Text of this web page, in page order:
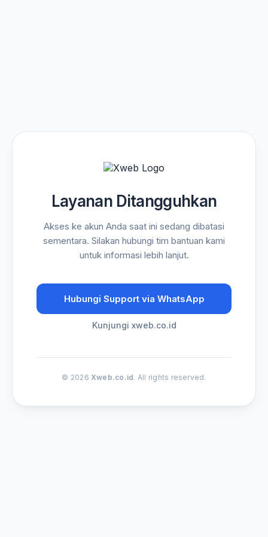
Layanan Ditangguhkan
Akses ke akun Anda saat ini sedang dibatasi
sementara. Silakan hubungi tim bantuan kami
untuk informasi lebih lanjut.
Hubungi Support via WhatsApp
Kunjungi xweb.co.id
© 2026 Xweb.co.id. All rights reserved.